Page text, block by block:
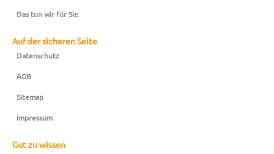
Das tun wir für Sie
Auf der sicheren Seite
Datenschutz
AGB
Sitemap
Impressum
Gut zu wissen